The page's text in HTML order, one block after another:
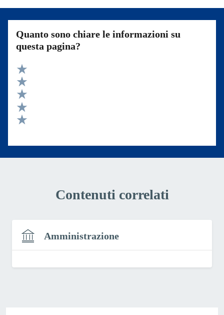
Quanto sono chiare le informazioni su
questa pagina?
Valuta 5 stelle su 5
Valuta 4 stelle su 5
Valuta 3 stelle su 5
Valuta 2 stelle su 5
Contenuti correlati
Amministrazione